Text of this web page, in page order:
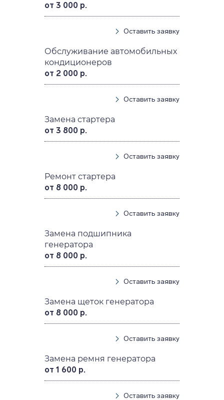
от 3 000 р.
Оставить заявку
Обслуживание автомобильных
кондиционеров
от 2 000 р.
Оставить заявку
Замена стартера
от 3 800 р.
Оставить заявку
Ремонт стартера
от 8 000 р.
Оставить заявку
Замена подшипника
генератора
от 8 000 р.
Оставить заявку
Замена щеток генератора
от 8 000 р.
Оставить заявку
Замена ремня генератора
от 1 600 р.
Оставить заявку